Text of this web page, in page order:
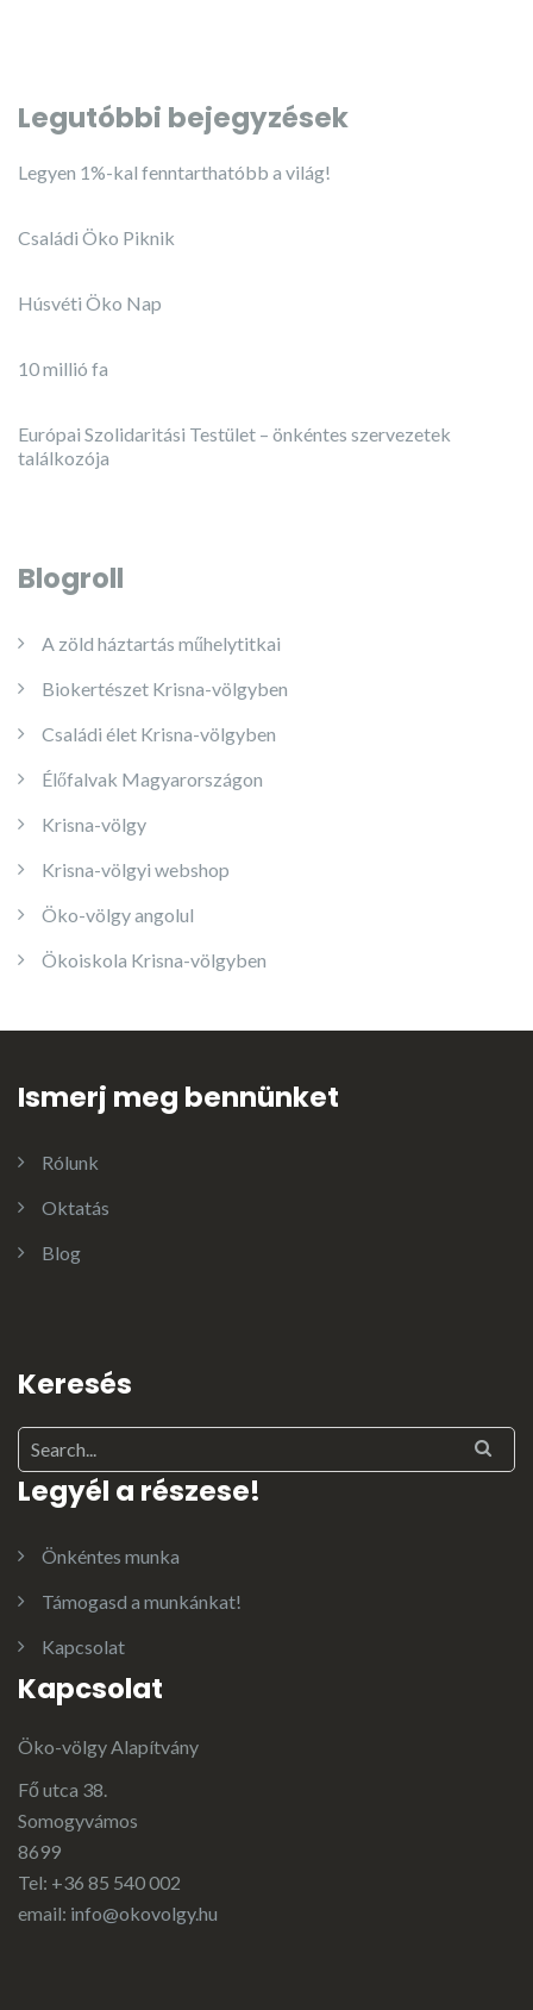
Legutóbbi bejegyzések
Legyen 1%-kal fenntarthatóbb a világ!
Családi Öko Piknik
Húsvéti Öko Nap
10 millió fa
Európai Szolidaritási Testület – önkéntes szervezetek
találkozója
Blogroll
A zöld háztartás műhelytitkai
Biokertészet Krisna-völgyben
Családi élet Krisna-völgyben
Élőfalvak Magyarországon
Krisna-völgy
Krisna-völgyi webshop
Öko-völgy angolul
Ökoiskola Krisna-völgyben
Ismerj meg bennünket
Rólunk
Oktatás
Blog
Keresés
Legyél a részese!
Önkéntes munka
Támogasd a munkánkat!
Kapcsolat
Kapcsolat
Öko-völgy Alapítvány
Fő utca 38.
Somogyvámos
8699
Tel: +36 85 540 002
email: info@okovolgy.hu